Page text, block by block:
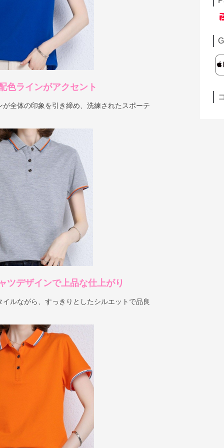
色ラインがアクセント
全体の印象を引き締め、洗練されたスポーテ
ツデザインで上品な仕上がり
ルながら、すっきりとしたシルエットで品良